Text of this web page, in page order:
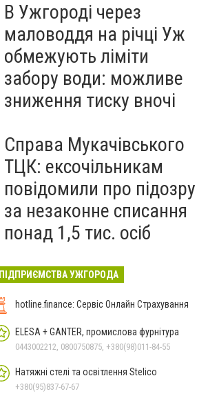
В Ужгороді через
маловоддя на річці Уж
обмежують ліміти
забору води: можливе
зниження тиску вночі
Справа Мукачівського
ТЦК: ексочільникам
повідомили про підозру
за незаконне списання
понад 1,5 тис. осіб
ПІДПРИЄМСТВА УЖГОРОДА
hotline.finance: Сервіс Онлайн Страхування
ELESA + GANTER, промислова фурнітура
0443002212, 0800750875, +380(98)011-84-55
Натяжні стелі та освітлення Stelico
+380(95)837-67-67